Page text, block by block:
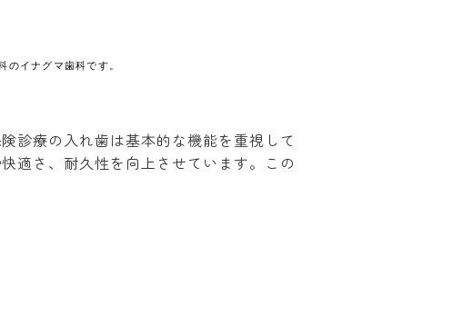
のイナグマ歯科です。
診療の入れ歯は基本的な機能を重視して
適さ、耐久性を向上させています。この